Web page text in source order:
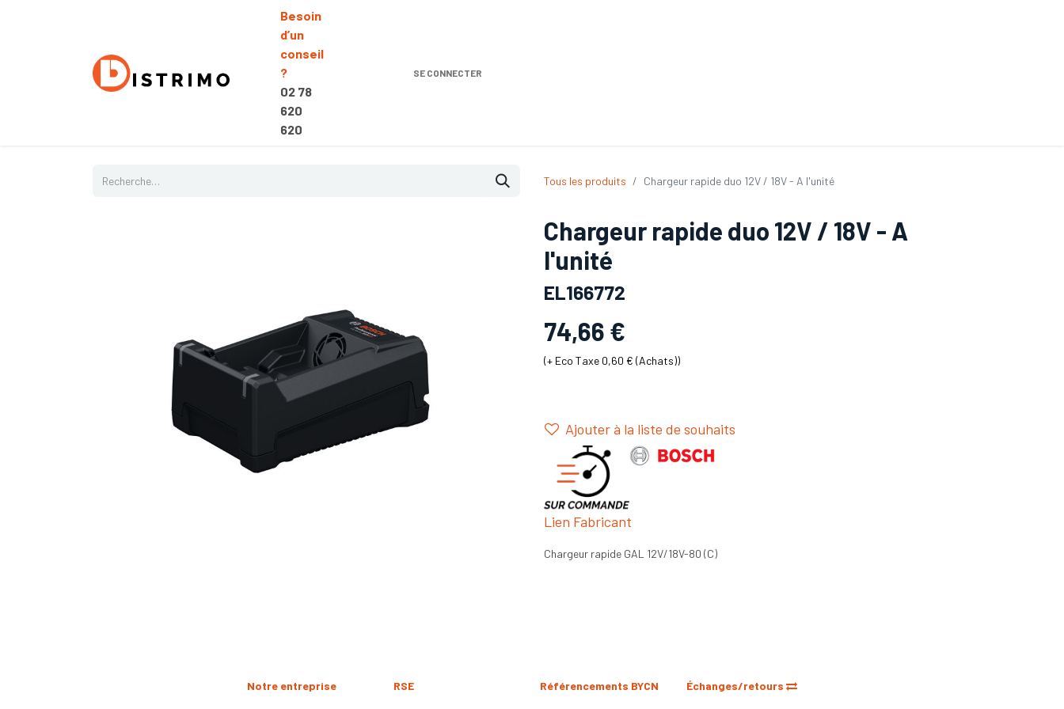
Besoin
d’un
conseil
?
02 78
620
620
SE CONNECTER
Tous les produits Chargeur rapide duo 12V / 18V - A l'unité
Chargeur rapide duo 12V / 18V - A
l'unité
EL166772
74,66 €
(+ Eco Taxe 0,60 € (Achats))
Ajouter à la liste de souhaits
Lien Fabricant
Chargeur rapide GAL 12V/18V-80 (C)
Échanges/retours
Référencements BYCN
RSE
Notre entreprise